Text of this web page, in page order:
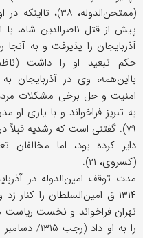
پیش از قتل ناصرالدین شاه، با
آذربایجان را پذیرفت و به
بااین‌همه، وی در آذربایجان
امنیت و حل برخی مشکلات
به تبریز فراخواند و با یاری او
دایر کرده بود، اما مخالفان
(کسروی، ۲۱).
مدت توقف امین‌الدوله در
تهران فراخواند و نخست